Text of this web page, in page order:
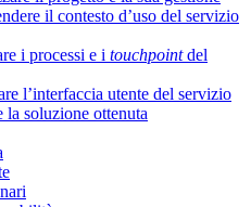
il contesto d’uso del servizio
i processi e i touchpointdel
l’interfaccia utente del servizio
la soluzione ottenuta